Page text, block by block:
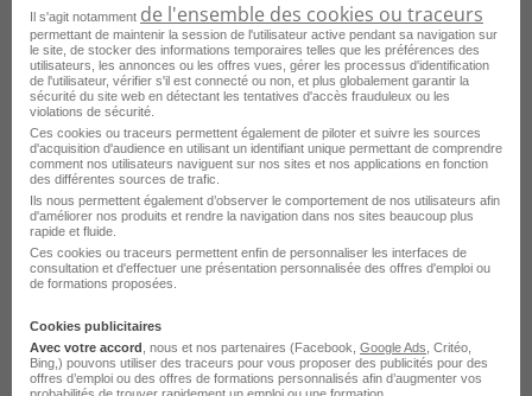
Médecin Coordonnateur de Soins H/F
Montpellier - 34
Publié le 31 juillet 2026
Je postule
Il s'agit notamment de l'ensemble des cookies ou traceurs
permettant de maintenir la session de l'utilisateur active pendant sa navigation sur
le site, de stocker des informations temporaires telles que les préférences des
utilisateurs, les annonces ou les offres vues, gérer les processus d'identification
de l'utilisateur, vérifier s'il est connecté ou non, et plus globalement garantir la
sécurité du site web en détectant les tentatives d'accès frauduleux ou les
violations de sécurité.
Ces cookies ou traceurs permettent également de piloter et suivre les sources
d'acquisition d'audience en utilisant un identifiant unique permettant de comprendre
comment nos utilisateurs naviguent sur nos sites et nos applications en fonction
des différentes sources de trafic.
Ils nous permettent également d’observer le comportement de nos utilisateurs afin
d'améliorer nos produits et rendre la navigation dans nos sites beaucoup plus
rapide et fluide.
Ces cookies ou traceurs permettent enfin de personnaliser les interfaces de
consultation et d'effectuer une présentation personnalisée des offres d'emploi ou
de formations proposées.
Cookies publicitaires
Avec votre accord , nous et nos partenaires (Facebook, Google Ads , Critéo,
Bing,) pouvons utiliser des traceurs pour vous proposer des publicités pour des
offres d’emploi ou des offres de formations personnalisés afin d’augmenter vos